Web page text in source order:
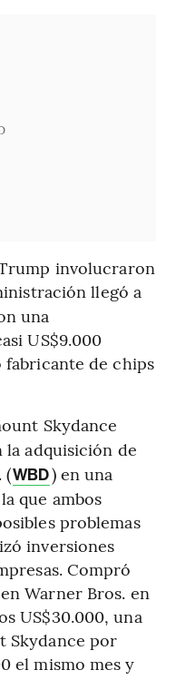
involucraron
llegó a
una
US$9.000
de chips
Skydance
la adquisición de
(WBD) en una
que ambos
problemas
inversiones
Compró
Warner Bros. en
US$30.000, una
Skydance por
el mismo mes y